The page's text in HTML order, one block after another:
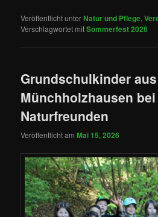
Veröffentlicht unterNatur und Pflege,
Verschlagwortet mitSommerfest 2026
Grundschulkinder aus
Münchholzhausen
Naturfreunden
Veröffentlicht amMai 15, 2026